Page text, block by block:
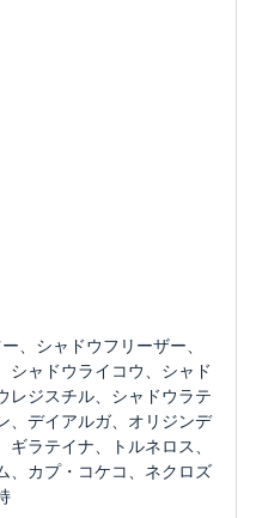
、シャドウフリーザー、
シャドウライコウ、シャド
レジスチル、シャドウラテ
、デイアルガ、オリジンデ
ラテイナ、トルネロス、
、カプ・コケコ、ネクロズ
持